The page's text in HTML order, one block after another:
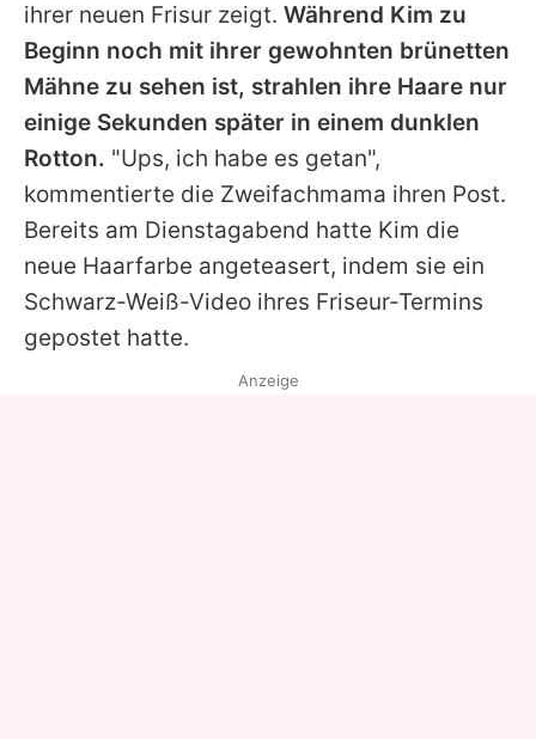
ihrer neuen Frisur zeigt. Während Kim zu
Beginn noch mit ihrer gewohnten brünetten
Mähne zu sehen ist, strahlen ihre Haare nur
einige Sekunden später in einem dunklen
Rotton. "Ups, ich habe es getan",
kommentierte die Zweifachmama ihren Post.
Bereits am Dienstagabend hatte Kim die
neue Haarfarbe angeteasert, indem sie ein
Schwarz-Weiß-Video ihres Friseur-Termins
gepostet hatte.
Anzeige